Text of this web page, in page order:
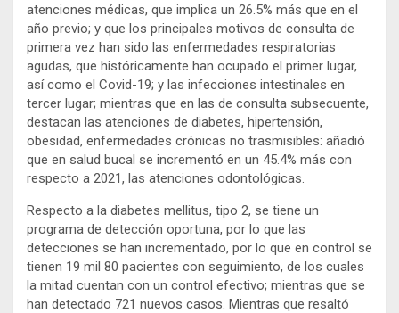
atenciones médicas, que implica un 26.5% más que en el
año previo; y que los principales motivos de consulta de
primera vez han sido las enfermedades respiratorias
agudas, que históricamente han ocupado el primer lugar,
así como el Covid-19; y las infecciones intestinales en
tercer lugar; mientras que en las de consulta subsecuente,
destacan las atenciones de diabetes, hipertensión,
obesidad, enfermedades crónicas no trasmisibles: añadió
que en salud bucal se incrementó en un 45.4% más con
respecto a 2021, las atenciones odontológicas.
Respecto a la diabetes mellitus, tipo 2, se tiene un
programa de detección oportuna, por lo que las
detecciones se han incrementado, por lo que en control se
tienen 19 mil 80 pacientes con seguimiento, de los cuales
la mitad cuentan con un control efectivo; mientras que se
han detectado 721 nuevos casos. Mientras que resaltó